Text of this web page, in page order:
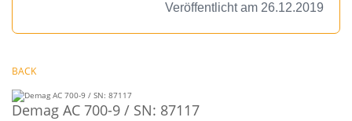
Veröffentlicht am 26.12.2019
BACK
Demag AC 700-9 / SN: 87117